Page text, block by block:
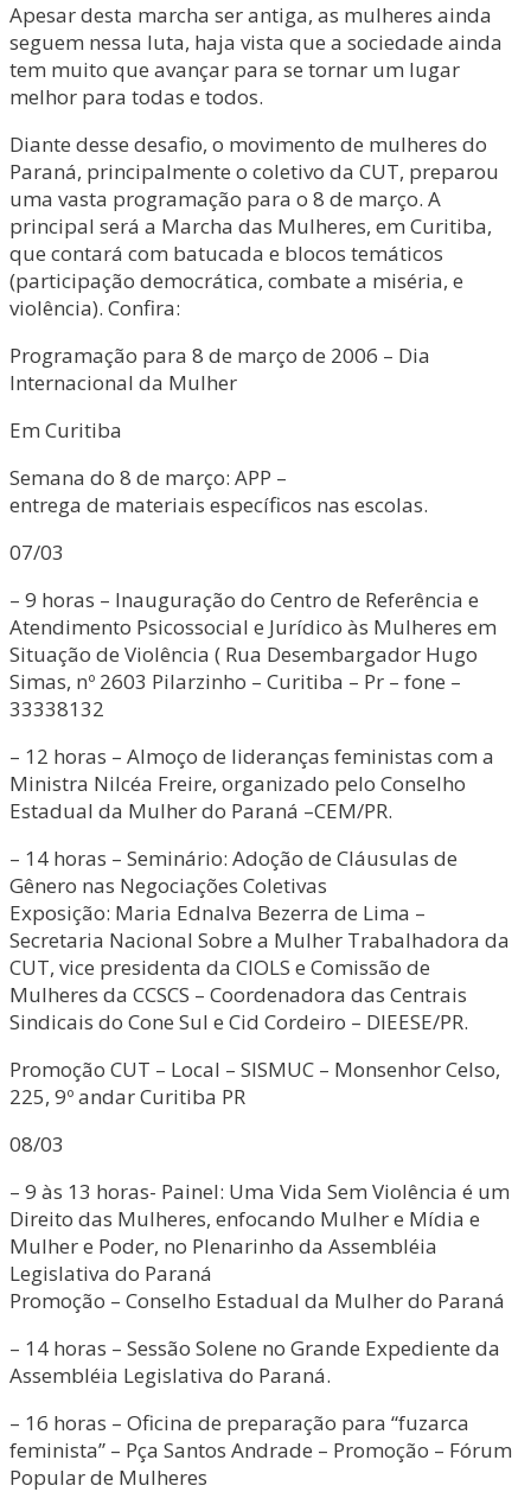
Apesar desta marcha ser antiga, as mulheres ainda
seguem nessa luta, haja vista que a sociedade ainda
tem muito que avançar para se tornar um lugar
melhor para todas e todos.
Diante desse desafio, o movimento de mulheres do
Paraná, principalmente o coletivo da CUT, preparou
uma vasta programação para o 8 de março. A
principal será a Marcha das Mulheres, em Curitiba,
que contará com batucada e blocos temáticos
(participação democrática, combate a miséria, e
violência). Confira:
Programação para 8 de março de 2006 – Dia
Internacional da Mulher
Em Curitiba
Semana do 8 de março: APP –
entrega de materiais específicos nas escolas.
07/03
– 9 horas – Inauguração do Centro de Referência e
Atendimento Psicossocial e Jurídico às Mulheres em
Situação de Violência ( Rua Desembargador Hugo
Simas, nº 2603 Pilarzinho – Curitiba – Pr – fone –
33338132
– 12 horas – Almoço de lideranças feministas com a
Ministra Nilcéa Freire, organizado pelo Conselho
Estadual da Mulher do Paraná –CEM/PR.
– 14 horas – Seminário: Adoção de Cláusulas de
Gênero nas Negociações Coletivas
Exposição: Maria Ednalva Bezerra de Lima –
Secretaria Nacional Sobre a Mulher Trabalhadora da
CUT, vice presidenta da CIOLS e Comissão de
Mulheres da CCSCS – Coordenadora das Centrais
Sindicais do Cone Sul e Cid Cordeiro – DIEESE/PR.
Promoção CUT – Local – SISMUC – Monsenhor Celso,
225, 9º andar Curitiba PR
08/03
– 9 às 13 horas- Painel: Uma Vida Sem Violência é um
Direito das Mulheres, enfocando Mulher e Mídia e
Mulher e Poder, no Plenarinho da Assembléia
Legislativa do Paraná
Promoção – Conselho Estadual da Mulher do Paraná
– 14 horas – Sessão Solene no Grande Expediente da
Assembléia Legislativa do Paraná.
– 16 horas – Oficina de preparação para “fuzarca
feminista” – Pça Santos Andrade – Promoção – Fórum
Popular de Mulheres